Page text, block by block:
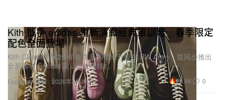
Footwear 球鞋
Kith 攜手 adidas 重新演繹經典軍訓鞋 春季限定
配色全面登場
Kith Classics 2026 年春季系列帶來升級版 BW Army，並同步推出
全新聯名 Samba 及 Japan 鞋款。
2026年4月18日 22.9K 0